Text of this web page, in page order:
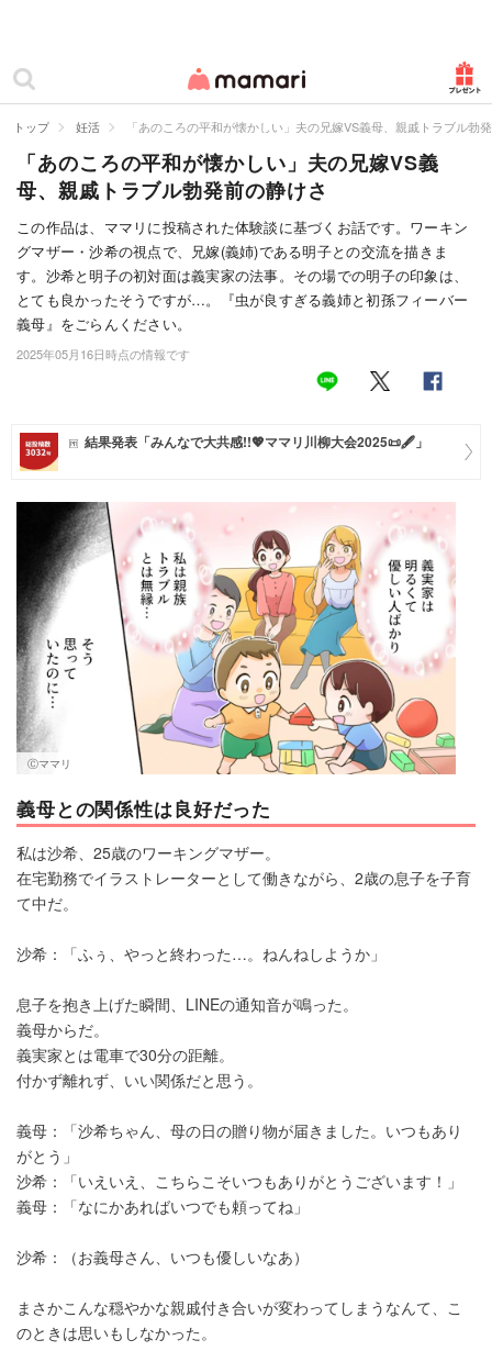
ママリ
カテゴリー一覧
妊娠
出産
赤ちゃん・育児
子育て・家族
病院
お仕事
マネー
トレンド・イベント
トップ 妊活 「あのころの平和が懐かしい」夫の兄嫁VS義母、親戚トラブル勃
「あのころの平和が懐かしい」夫の兄嫁VS義
母、親戚トラブル勃発前の静けさ
この作品は、ママリに投稿された体験談に基づくお話です。ワーキン
グマザー・沙希の視点で、兄嫁(義姉)である明子との交流を描きま
す。沙希と明子の初対面は義実家の法事。その場での明子の印象は、
とても良かったそうですが…。『虫が良すぎる義姉と初孫フィーバー
義母』をごらんください。
2025年05月16日時点の情報です
結果発表「みんなで大共感!!💖ママリ川柳大会2025📜🖋️」
Ⓒママリ
義母との関係性は良好だった
私は沙希、25歳のワーキングマザー。
在宅勤務でイラストレーターとして働きながら、2歳の息子を子育
て中だ。
沙希：「ふぅ、やっと終わった…。ねんねしようか」
息子を抱き上げた瞬間、LINEの通知音が鳴った。
義母からだ。
義実家とは電車で30分の距離。
付かず離れず、いい関係だと思う。
義母：「沙希ちゃん、母の日の贈り物が届きました。いつもあり
がとう」
沙希：「いえいえ、こちらこそいつもありがとうございます！」
義母：「なにかあればいつでも頼ってね」
沙希：（お義母さん、いつも優しいなあ）
まさかこんな穏やかな親戚付き合いが変わってしまうなんて、こ
のときは思いもしなかった。